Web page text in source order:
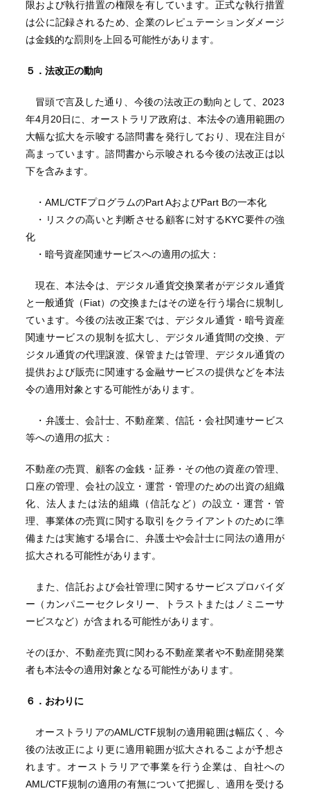
限および執行措置の権限を有しています。正式な執行措置
は公に記録されるため、企業のレピュテーションダメージ
は金銭的な罰則を上回る可能性があります。
５．法改正の動向
冒頭で言及した通り、今後の法改正の動向として、2023
年4月20日に、オーストラリア政府は、本法令の適用範囲の
大幅な拡大を示唆する諮問書を発行しており、現在注目が
高まっています。諮問書から示唆される今後の法改正は以
下を含みます。
・AML/CTFプログラムのPart AおよびPart Bの一本化
・リスクの高いと判断させる顧客に対するKYC要件の強
化
・暗号資産関連サービスへの適用の拡大：
現在、本法令は、デジタル通貨交換業者がデジタル通貨
と一般通貨（Fiat）の交換またはその逆を行う場合に規制し
ています。今後の法改正案では、デジタル通貨・暗号資産
関連サービスの規制を拡大し、デジタル通貨間の交換、デ
ジタル通貨の代理譲渡、保管または管理、デジタル通貨の
提供および販売に関連する金融サービスの提供などを本法
令の適用対象とする可能性があります。
・弁護士、会計士、不動産業、信託・会社関連サービス
等への適用の拡大：
不動産の売買、顧客の金銭・証券・その他の資産の管理、
口座の管理、会社の設立・運営・管理のための出資の組織
化、法人または法的組織（信託など）の設立・運営・管
理、事業体の売買に関する取引をクライアントのために準
備または実施する場合に、弁護士や会計士に同法の適用が
拡大される可能性があります。
また、信託および会社管理に関するサービスプロバイダ
ー（カンパニーセクレタリー、トラストまたはノミニーサ
ービスなど）が含まれる可能性があります。
そのほか、不動産売買に関わる不動産業者や不動産開発業
者も本法令の適用対象となる可能性があります。
６．おわりに
オーストラリアのAML/CTF規制の適用範囲は幅広く、今
後の法改正により更に適用範囲が拡大されるこよが予想さ
れます。オーストラリアで事業を行う企業は、自社への
AML/CTF規制の適用の有無について把握し、適用を受ける